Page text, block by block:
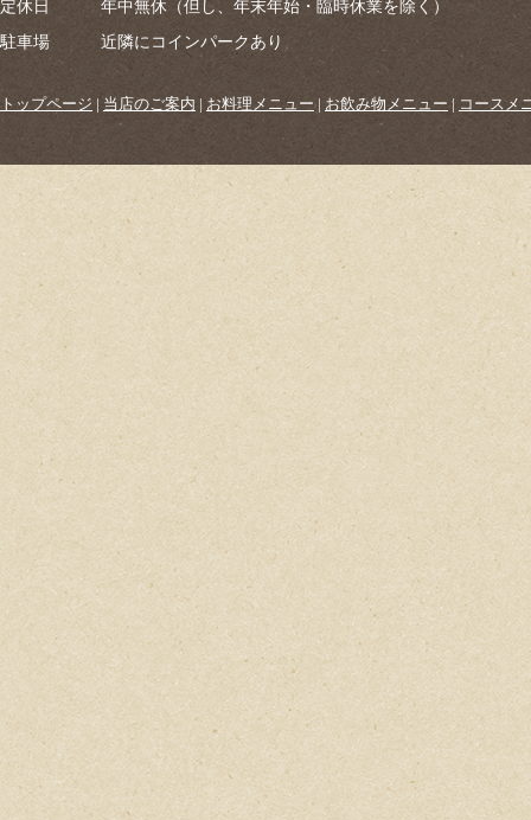
定休日
年中無休（但し、年末年始・臨時休業を除く）
駐車場
近隣にコインパークあり
トップページ | 当店のご案内 | お料理メニュー | お飲み物メニュー | コースメ